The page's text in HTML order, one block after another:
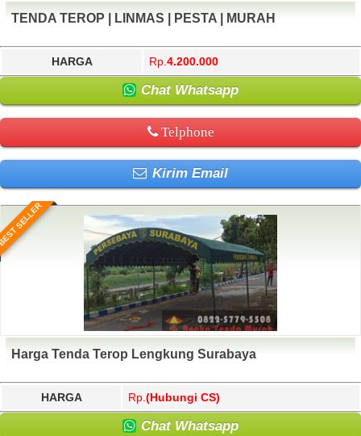
TENDA TEROP | LINMAS | PESTA | MURAH
HARGA Rp. 4.200.000
Chat Whatsapp
Telphone
Kirim Email
SELLER
Harga Tenda Terop Lengkung Surabaya
HARGA Rp. (Hubungi CS)
Chat Whatsapp